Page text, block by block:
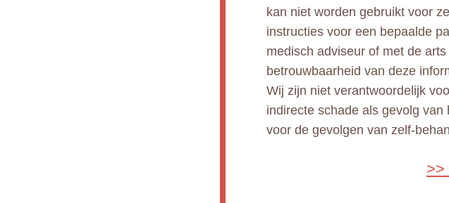
kan niet worden gebruikt voor
instructies voor een bepaalde
medisch adviseur of met de
betrouwbaarheid van deze
Wij zijn niet verantwoordelijk
indirecte schade als gevolg
voor de gevolgen van zelf-
>>